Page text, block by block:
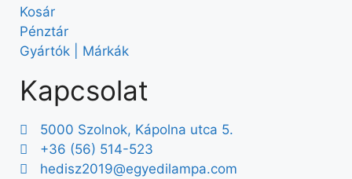
Kosár
Pénztár
Gyártók | Márkák
Kapcsolat
5000 Szolnok, Kápolna utca 5.
+36 (56) 514-523
hedisz2019@egyedilampa.com